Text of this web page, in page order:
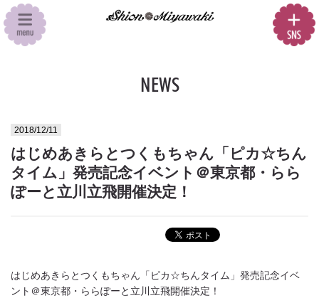
NEWS
2018/12/11
はじめあきらとつくもちゃん「ピカ☆ちん
タイム」発売記念イベント＠東京都・らら
ぽーと立川立飛開催決定！
はじめあきらとつくもちゃん「ピカ☆ちんタイム」発売記念イベ
ント＠東京都・ららぽーと立川立飛開催決定！